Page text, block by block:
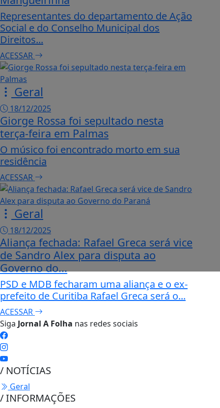
Representantes do departamento de Ação
Social e do Conselho Municipal dos
Direitos...
ACESSAR
Geral
18/12/2025
Giorge Rossa foi sepultado nesta
terça-feira em Palmas
O músico foi encontrado morto em sua
residência
ACESSAR
Geral
18/12/2025
Aliança fechada: Rafael Greca será vice
de Sandro Alex para disputa ao
Governo do...
PSD e MDB fecharam uma aliança e o ex-
prefeito de Curitiba Rafael Greca será o...
ACESSAR
Siga Jornal A Folha nas redes sociais
/ NOTÍCIAS
Geral
/ INFORMAÇÕES